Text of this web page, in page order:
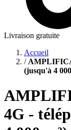
Livraison gratuite
Accueil
/
(jusqu'à 4
4G -